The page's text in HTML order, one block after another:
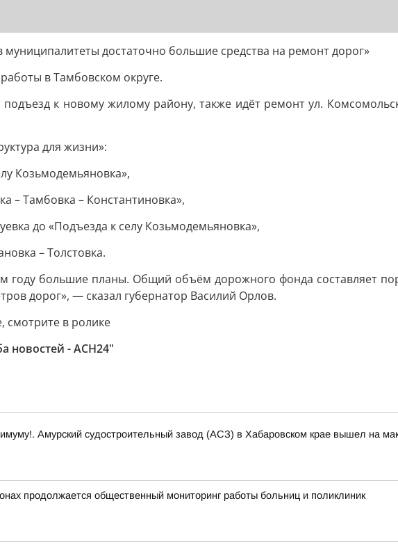
достаточно большие средства на ремонт дорог»
в Тамбовском округе.
к новому жилому району, также идёт ремонт ул.
для жизни»:
Козьмодемьяновка»,
– Тамбовка – Константиновка»,
до «Подъезда к селу Козьмодемьяновка»,
– Толстовка.
году большие планы. Общий объём дорожного фонда составляет
дорог», — сказал губернатор Василий Орлов.
смотрите в ролике
новостей - АСН24"
Амурский судостроительный завод (АСЗ) в Хабаровском крае вышел на
продолжается общественный мониторинг работы больниц и поликлиник